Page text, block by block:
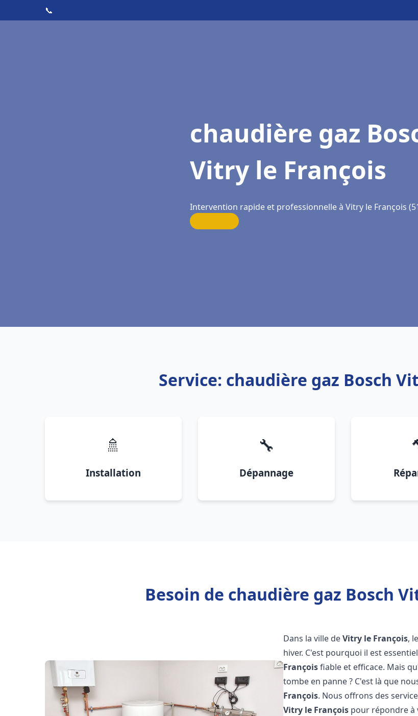
📞
chaudière gaz
Vitry le François
Intervention rapide et professionnelle à Vitry le François
Service: chaudière gaz Bosch
🚿
Installation
🔧
Dépannage
Besoin de chaudière gaz Bosch
Dans la ville deVitry le François,
hiver. C'est pourquoi il est
Françoisfiable et efficace. Mais
tombe en panne ? C'est là que
François. Nous offrons des
Vitry le François pour répondre à